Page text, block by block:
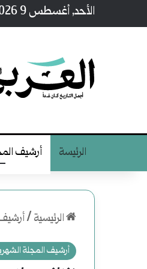
الأحد, أغسطس 9 2026
الرئيسة أرشيف
الرئيسية /
أرشيف المجلة